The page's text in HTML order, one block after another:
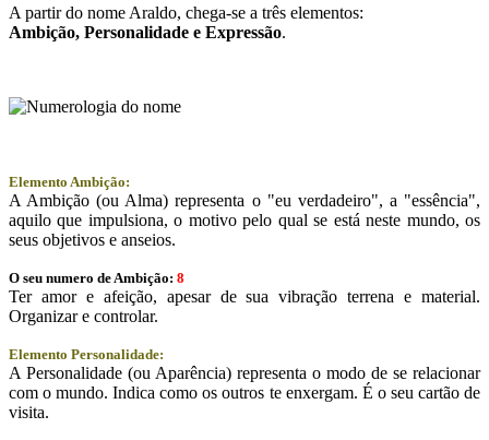
A partir do nome Araldo, chega-se a três elementos:
Ambição, Personalidade e Expressão.
Elemento Ambição:
A Ambição (ou Alma) representa o "eu verdadeiro", a "essência",
aquilo que impulsiona, o motivo pelo qual se está neste mundo, os
seus objetivos e anseios.
O seu numero de Ambição: 8
Ter amor e afeição, apesar de sua vibração terrena e material.
Organizar e controlar.
Elemento Personalidade:
A Personalidade (ou Aparência) representa o modo de se relacionar
com o mundo. Indica como os outros te enxergam. É o seu cartão de
visita.